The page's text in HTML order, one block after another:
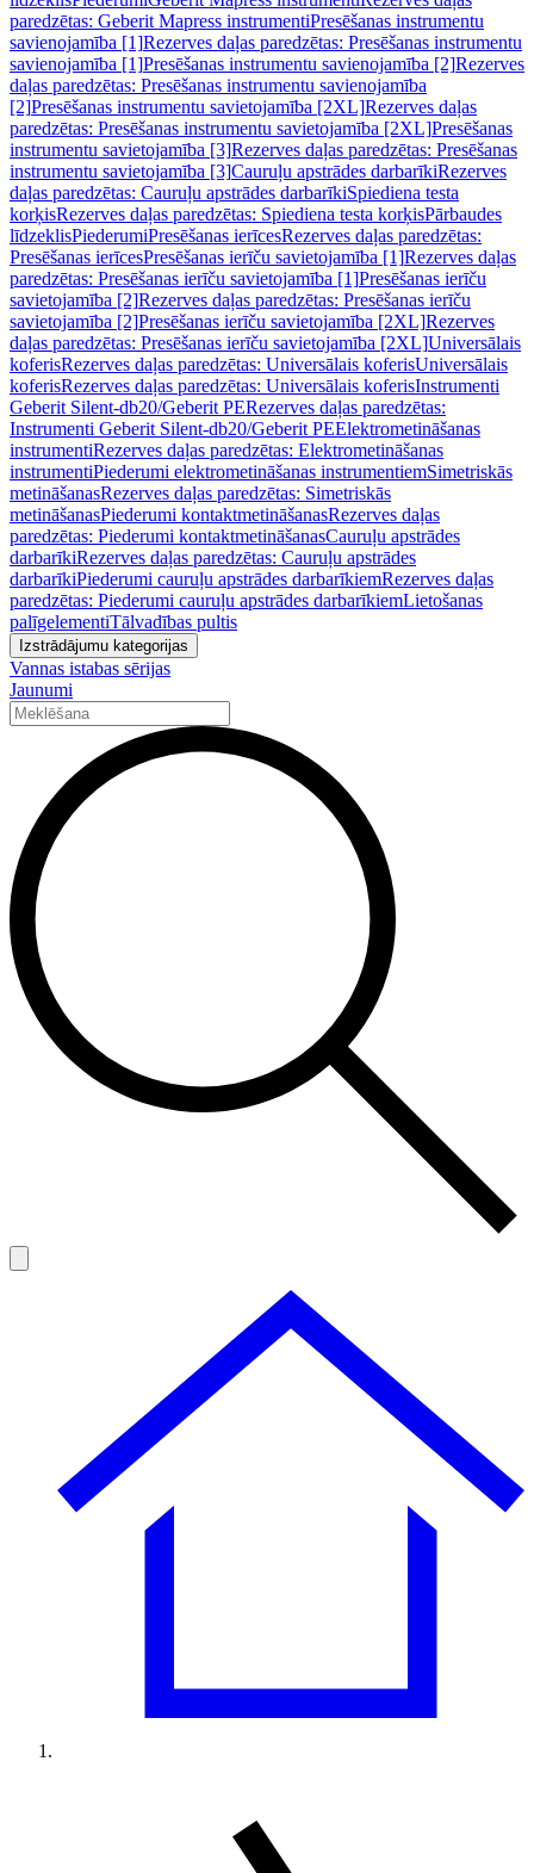
paredzētas: Geberit Mapress instrumentiPresēšanas instrumentu
savienojamība [1]Rezerves daļas paredzētas: Presēšanas instrumentu
savienojamība [1]Presēšanas instrumentu savienojamība [2]Rezerves
daļas paredzētas: Presēšanas instrumentu savienojamība
[2]Presēšanas instrumentu savietojamība [2XL]Rezerves daļas
paredzētas: Presēšanas instrumentu savietojamība [2XL]Presēšanas
instrumentu savietojamība [3]Rezerves daļas paredzētas: Presēšanas
instrumentu savietojamība [3]Cauruļu apstrādes darbarīkiRezerves
daļas paredzētas: Cauruļu apstrādes darbarīkiSpiediena testa
korķisRezerves daļas paredzētas: Spiediena testa korķisPārbaudes
līdzeklisPiederumiPresēšanas ierīcesRezerves daļas paredzētas:
Presēšanas ierīcesPresēšanas ierīču savietojamība [1]Rezerves daļas
paredzētas: Presēšanas ierīču savietojamība [1]Presēšanas ierīču
savietojamība [2]Rezerves daļas paredzētas: Presēšanas ierīču
savietojamība [2]Presēšanas ierīču savietojamība [2XL]Rezerves
daļas paredzētas: Presēšanas ierīču savietojamība [2XL]Universālais
koferisRezerves daļas paredzētas: Universālais koferisUniversālais
koferisRezerves daļas paredzētas: Universālais koferisInstrumenti
Geberit Silent-db20/Geberit PERezerves daļas paredzētas:
Instrumenti Geberit Silent-db20/Geberit PEElektrometināšanas
instrumentiRezerves daļas paredzētas: Elektrometināšanas
instrumentiPiederumi elektrometināšanas instrumentiemSimetriskās
metināšanasRezerves daļas paredzētas: Simetriskās
metināšanasPiederumi kontaktmetināšanasRezerves daļas
paredzētas: Piederumi kontaktmetināšanasCauruļu apstrādes
darbarīkiRezerves daļas paredzētas: Cauruļu apstrādes
darbarīkiPiederumi cauruļu apstrādes darbarīkiemRezerves daļas
paredzētas: Piederumi cauruļu apstrādes darbarīkiemLietošanas
palīgelementiTālvadības pultis
Izstrādājumu kategorijas
Vannas istabas sērijas
Jaunumi